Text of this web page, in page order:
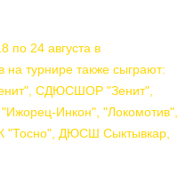
по 24 августа в
турнире также сыграют:
СДЮСШОР "Зенит",
Инкон", "Локомотив",
"Тосно", ДЮСШ Сыктывкар,